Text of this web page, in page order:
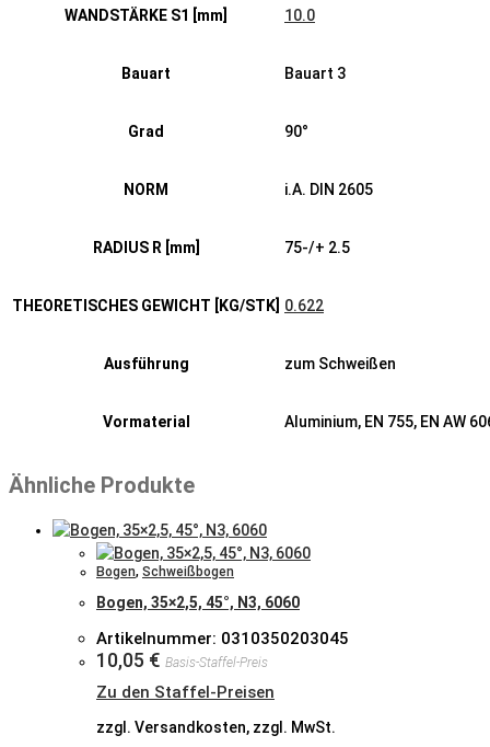
WANDSTÄRKE S1 [mm] 10.0
Bauart Bauart 3
Grad 90°
NORM i.A. DIN 2605
RADIUS R [mm] 75-/+ 2.5
THEORETISCHES GEWICHT [KG/STK] 0.622
Ausführung zum Schweißen
Vormaterial Aluminium, EN 755, EN AW
Ähnliche Produkte
Bogen, Schweißbogen
Bogen, 35×2,5, 45°, N3, 6060
Artikelnummer: 0310350203045
10,05 € Basis-Staffel-Preis
Zu den Staffel-Preisen
zzgl. Versandkosten, zzgl. MwSt.